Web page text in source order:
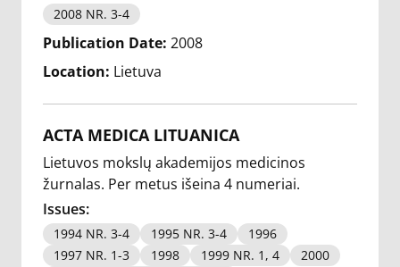
2008 NR. 3-4
Publication Date: 2008
Location: Lietuva
ACTA MEDICA LITUANICA
Lietuvos mokslų akademijos medicinos
žurnalas. Per metus išeina 4 numeriai.
Issues:
1994 NR. 3-4 1995 NR. 3-4
1996
1997 NR. 1-3
1998 1999 NR. 1, 4
2000